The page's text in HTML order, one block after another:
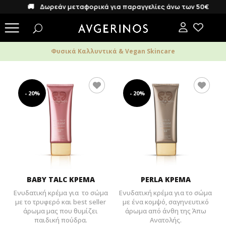
🚚 Δωρεάν μεταφορικά για παραγγελίες άνω των 50€
Φυσικά Καλλυντικά & Vegan Skincare
- 20%
BABY TALC ΚΡΕΜΑ
Ενυδατική κρέμα για το σώμα
με το τρυφερό και best seller
άρωμα μας που θυμίζει
παιδική πούδρα.
- 20%
PERLA ΚΡΕΜΑ
Ενυδατική κρέμα για το σώμα
με ένα κομψό, σαγηνευτικό
άρωμα από άνθη της Άπω
Ανατολής.